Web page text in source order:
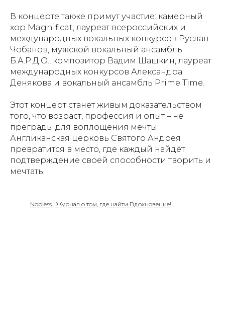
В концерте также примут участие: камерный
хор Magnificat, лауреат всероссийских и
международных вокальных конкурсов Руслан
Чобанов, мужской вокальный ансамбль
Б.А.Р.Д.О., композитор Вадим Шашкин, лауреат
международных конкурсов Александра
Денякова и вокальный ансамбль Prime Time.
Этот концерт станет живым доказательством
того, что возраст, профессия и опыт – не
преграды для воплощения мечты.
Англиканская церковь Святого Андрея
превратится в место, где каждый найдёт
подтверждение своей способности творить и
мечтать.
Nobless | Журнал о том, где найти Вдохновение!